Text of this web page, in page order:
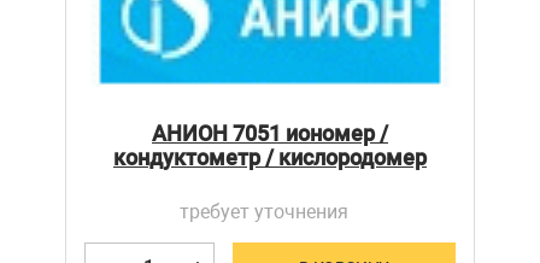
АНИОН 7051 иономер /
кондуктометр / кислородомер
требует уточнения